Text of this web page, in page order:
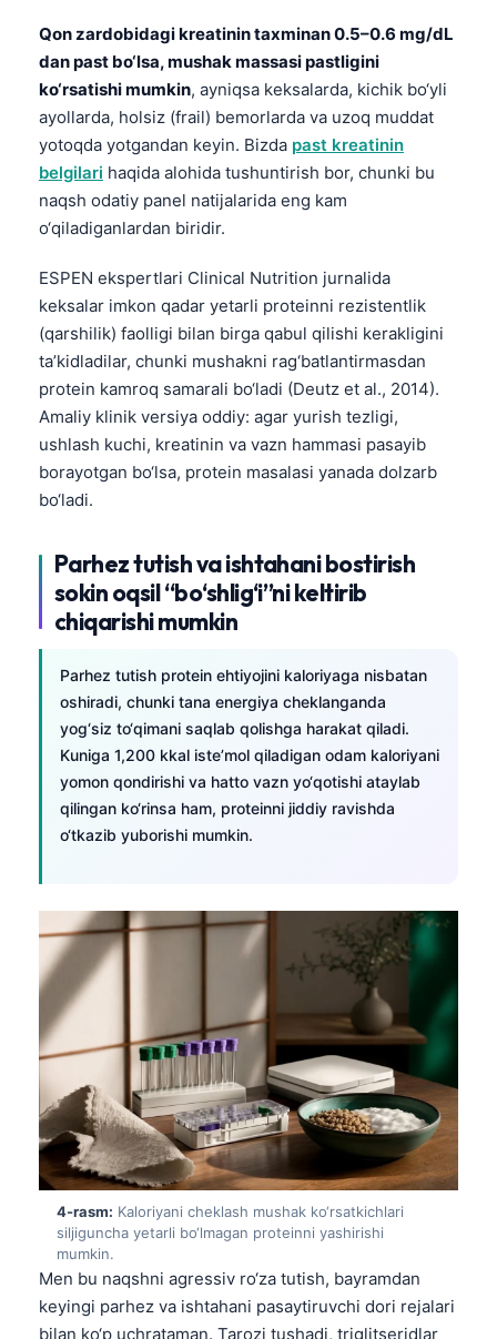
Qon zardobidagi kreatinin taxminan 0.5–0.6 mg/dL
dan past bo‘lsa, mushak massasi pastligini
ko‘rsatishi mumkin, ayniqsa keksalarda, kichik bo‘yli
ayollarda, holsiz (frail) bemorlarda va uzoq muddat
yotoqda yotgandan keyin. Bizda past kreatinin
belgilari haqida alohida tushuntirish bor, chunki bu
naqsh odatiy panel natijalarida eng kam
o‘qiladiganlardan biridir.
ESPEN ekspertlari Clinical Nutrition jurnalida
keksalar imkon qadar yetarli proteinni rezistentlik
(qarshilik) faolligi bilan birga qabul qilishi kerakligini
ta’kidladilar, chunki mushakni rag‘batlantirmasdan
protein kamroq samarali bo‘ladi (Deutz et al., 2014).
Amaliy klinik versiya oddiy: agar yurish tezligi,
ushlash kuchi, kreatinin va vazn hammasi pasayib
borayotgan bo‘lsa, protein masalasi yanada dolzarb
bo‘ladi.
Parhez tutish va ishtahani bostirish
sokin oqsil “bo‘shlig‘i”ni keltirib
chiqarishi mumkin
Parhez tutish protein ehtiyojini kaloriyaga nisbatan
oshiradi, chunki tana energiya cheklanganda
yog‘siz to‘qimani saqlab qolishga harakat qiladi.
Kuniga 1,200 kkal iste’mol qiladigan odam kaloriyani
yomon qondirishi va hatto vazn yo‘qotishi ataylab
qilingan ko‘rinsa ham, proteinni jiddiy ravishda
o‘tkazib yuborishi mumkin.
4-rasm: Kaloriyani cheklash mushak ko‘rsatkichlari
siljiguncha yetarli bo‘lmagan proteinni yashirishi
mumkin.
Men bu naqshni agressiv ro‘za tutish, bayramdan
keyingi parhez va ishtahani pasaytiruvchi dori rejalari
bilan ko‘p uchrataman. Tarozi tushadi, triglitseridlar